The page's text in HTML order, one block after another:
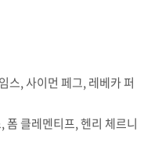
스, 사이먼 페그, 레베카 퍼
폼 클레멘티프, 헨리 체르니